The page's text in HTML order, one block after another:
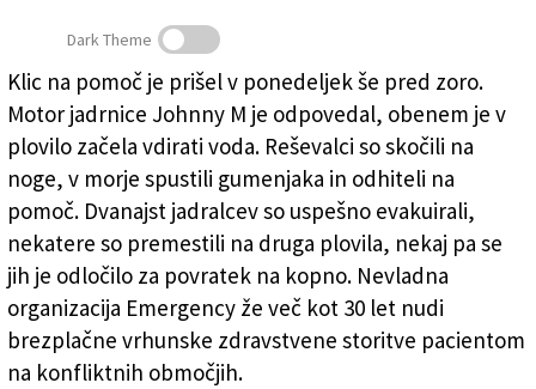
Reševanje posadke jadrnice Johnny M Emergency
Dark Theme
Klic na pomoč je prišel v ponedeljek še pred zoro.
Motor jadrnice Johnny M je odpovedal, obenem je v
plovilo začela vdirati voda. Reševalci so skočili na
noge, v morje spustili gumenjaka in odhiteli na
pomoč. Dvanajst jadralcev so uspešno evakuirali,
nekatere so premestili na druga plovila, nekaj pa se
jih je odločilo za povratek na kopno. Nevladna
organizacija Emergency že več kot 30 let nudi
brezplačne vrhunske zdravstvene storitve pacientom
na konfliktnih območjih.